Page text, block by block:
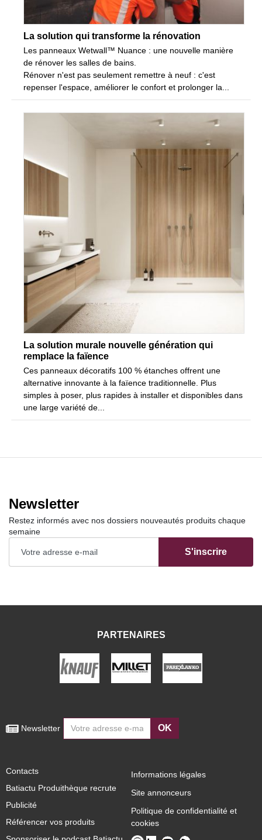
La solution qui transforme la rénovation
Les panneaux Wetwall™ Nuance : une nouvelle manière
de rénover les salles de bains.
Rénover n'est pas seulement remettre à neuf : c'est
repenser l'espace, améliorer le confort et prolonger la...
La solution murale nouvelle génération qui
remplace la faïence
Ces panneaux décoratifs 100 % étanches offrent une
alternative innovante à la faïence traditionnelle. Plus
simples à poser, plus rapides à installer et disponibles dans
une large variété de...
Newsletter
Restez informés avec nos dossiers nouveautés produits chaque
semaine
S'inscrire
PARTENAIRES
Newsletter OK
Contacts
Batiactu Produithèque recrute
Publicité
Référencer vos produits
Informations légales
Site annonceurs
Politique de confidentialité et
cookies